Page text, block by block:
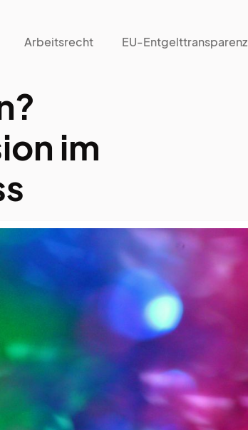
Arbeitsrecht EU-Entgelttransparenz
im